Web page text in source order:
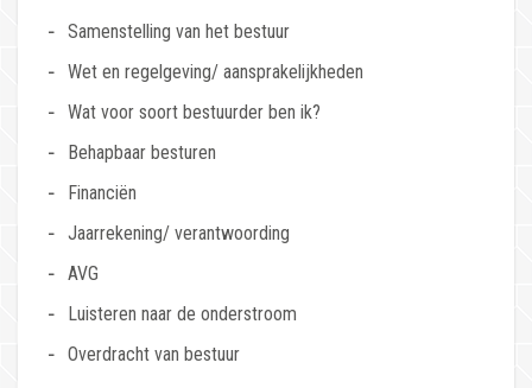
Samenstelling van het bestuur
Wet en regelgeving/ aansprakelijkheden
Wat voor soort bestuurder ben ik?
Behapbaar besturen
Financiën
Jaarrekening/ verantwoording
AVG
Luisteren naar de onderstroom
Overdracht van bestuur